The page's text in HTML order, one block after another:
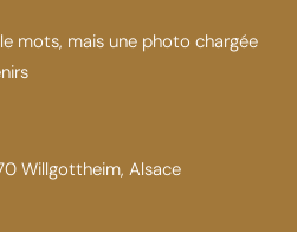
mots, mais une photo chargée
Willgottheim, Alsace